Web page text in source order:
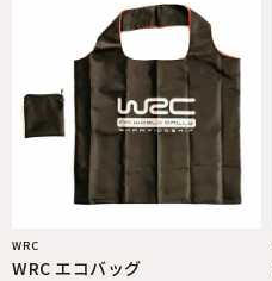
WRC
WRC エコバッグ